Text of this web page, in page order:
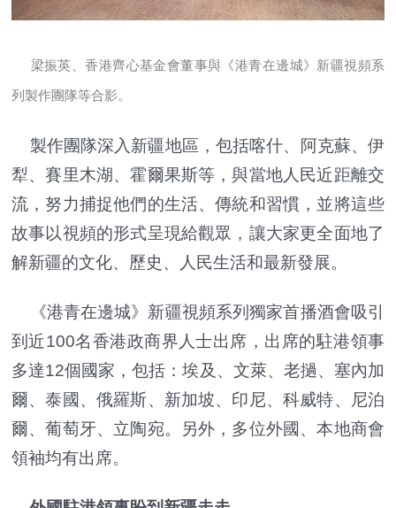
梁振英、香港齊心基金會董事與《港青在邊城》新疆視頻系
列製作團隊等合影。
製作團隊深入新疆地區，包括喀什、阿克蘇、伊
犁、賽里木湖、霍爾果斯等，與當地人民近距離交
流，努力捕捉他們的生活、傳統和習慣，並將這些
故事以視頻的形式呈現給觀眾，讓大家更全面地了
解新疆的文化、歷史、人民生活和最新發展。
《港青在邊城》新疆視頻系列獨家首播酒會吸引
到近100名香港政商界人士出席，出席的駐港領事
多達12個國家，包括：埃及、文萊、老撾、塞內加
爾、泰國、俄羅斯、新加坡、印尼、科威特、尼泊
爾、葡萄牙、立陶宛。另外，多位外國、本地商會
領袖均有出席。